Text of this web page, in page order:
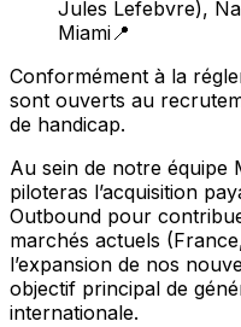
Jules Lefebvre),
Miami📍
Conformément à la
sont ouverts au
de handicap.
Au sein de notre équipe
piloteras l’acquisition
Outbound pour
marchés actuels
l’expansion de nos
objectif principal de
internationale.